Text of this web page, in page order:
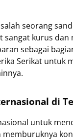
seorang
sangat kurus
sebagai
Serikat untuk
di
untuk